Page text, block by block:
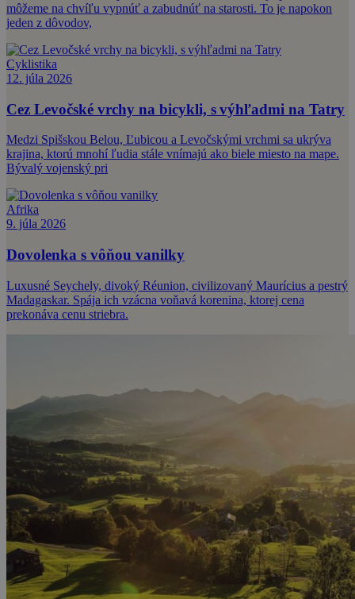
môžeme na chvíľu vypnúť a zabudnúť na starosti. To je napokon
jeden z dôvodov,
Cyklistika
12. júla 2026
Cez Levočské vrchy na bicykli, s výhľadmi na Tatry
Medzi Spišskou Belou, Ľubicou a Levočskými vrchmi sa ukrýva
krajina, ktorú mnohí ľudia stále vnímajú ako biele miesto na mape.
Bývalý vojenský pri
Afrika
9. júla 2026
Dovolenka s vôňou vanilky
Luxusné Seychely, divoký Réunion, civilizovaný Maurícius a pestrý
Madagaskar. Spája ich vzácna voňavá korenina, ktorej cena
prekonáva cenu striebra.